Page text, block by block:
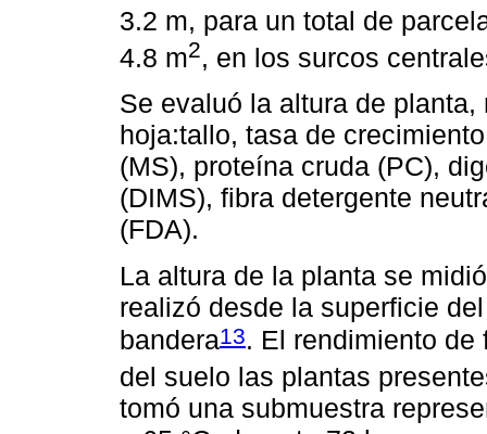
3.2 m, para un total de
4.8 m2, en los surcos
Se evaluó la altura de
hoja:tallo, tasa de
(MS), proteína cruda (PC),
(DIMS), fibra detergente
(FDA).
La altura de la planta se
realizó desde la superficie
bandera13. El rendimiento
del suelo las plantas
tomó una submuestra